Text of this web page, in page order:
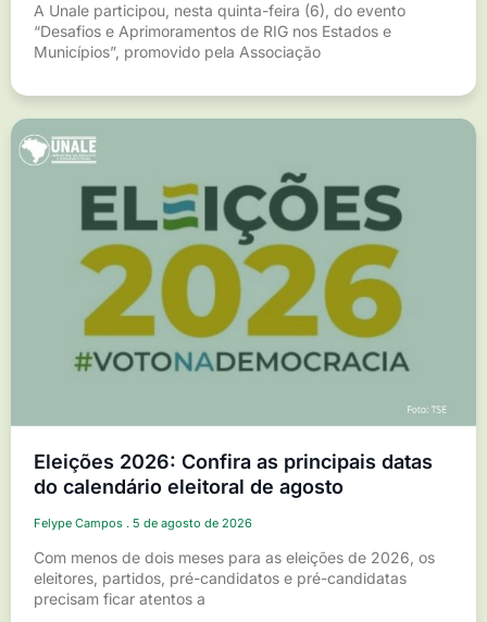
A Unale participou, nesta quinta-feira (6), do evento
“Desafios e Aprimoramentos de RIG nos Estados e
Municípios”, promovido pela Associação
Eleições 2026: Confira as principais datas
do calendário eleitoral de agosto
Felype Campos 5 de agosto de 2026
Com menos de dois meses para as eleições de 2026, os
eleitores, partidos, pré-candidatos e pré-candidatas
precisam ficar atentos a